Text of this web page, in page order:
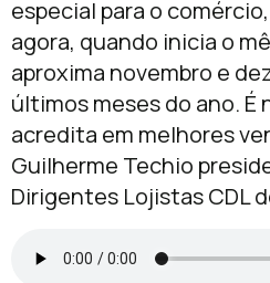
especial para o
agora, quando inicia o
aproxima novembro e
últimos meses do ano. É
acredita em melhores
Guilherme Techio
Dirigentes Lojistas CDL